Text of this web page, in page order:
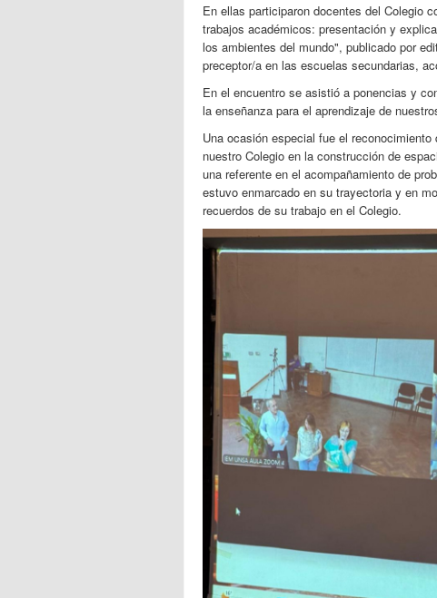
En ellas participaron docentes del Colegio
trabajos académicos: presentación y
los ambientes del mundo", publicado por
preceptor/a en las escuelas secundarias,
En el encuentro se asistió a ponencias y
la enseñanza para el aprendizaje de
Una ocasión especial fue el
nuestro Colegio en la construcción de
una referente en el acompañamiento de
estuvo enmarcado en su trayectoria y en
recuerdos de su trabajo en el Colegio.